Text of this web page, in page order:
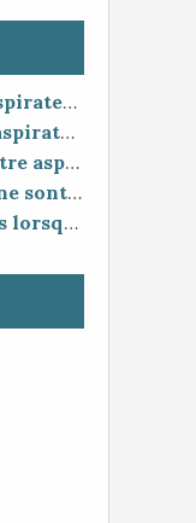
« Changer les charbons d’un aspirateur centralisé : entretien utile ou coup de poker ? »
Comment câbler un moteur d’aspirateur
Vous avez une question sur votre aspiration centralisée ?
Toutes les prises d’aspiration ne sont pas forcément compatibles entre elles.
Votre centrale ne démarre plus lorsque vous branchez le flexible ?